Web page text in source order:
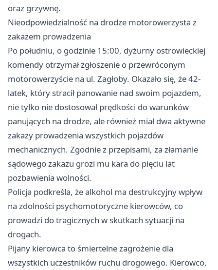
oraz grzywnę.
Nieodpowiedzialność na drodze motorowerzysta z
zakazem prowadzenia
Po południu, o godzinie 15:00, dyżurny ostrowieckiej
komendy otrzymał zgłoszenie o przewróconym
motorowerzyście na ul. Zagłoby. Okazało się, że 42-
latek, który stracił panowanie nad swoim pojazdem,
nie tylko nie dostosował prędkości do warunków
panujących na drodze, ale również miał dwa aktywne
zakazy prowadzenia wszystkich pojazdów
mechanicznych. Zgodnie z przepisami, za złamanie
sądowego zakazu grozi mu kara do pięciu lat
pozbawienia wolności.
Policja podkreśla, że alkohol ma destrukcyjny wpływ
na zdolności psychomotoryczne kierowców, co
prowadzi do tragicznych w skutkach sytuacji na
drogach.
Pijany kierowca to śmiertelne zagrożenie dla
wszystkich uczestników ruchu drogowego. Kierowco,